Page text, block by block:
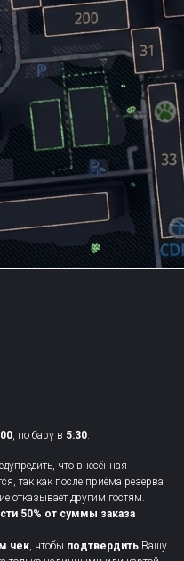
, по бару в 5:30.
что внесённая
так как после приёма резерва
отказывает другим гостям.
50% от суммы заказа
чек, чтобы подтвердить Вашу